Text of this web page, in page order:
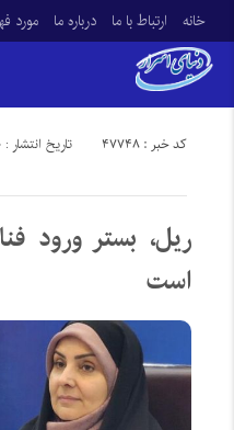
خانه ارتباط با ما درباره ما مورد
تاریخ انتشار : چهارشنبه ۳ کد خبر : 47748
ریل، بستر ورود
است